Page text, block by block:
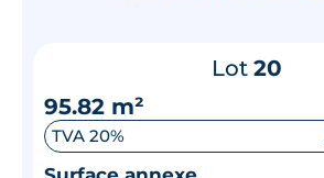
Lot 20
95.82 m²
TVA 20%